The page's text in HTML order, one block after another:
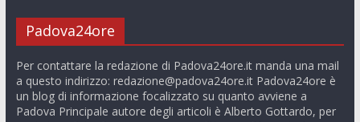
Padova24ore
Per contattare la redazione di Padova24ore.it manda una mail
a questo indirizzo: redazione@padova24ore.itPadova24ore è
un blog di informazione focalizzato su quanto avviene a
Padova Principale autore degli articoli è Alberto Gottardo, per